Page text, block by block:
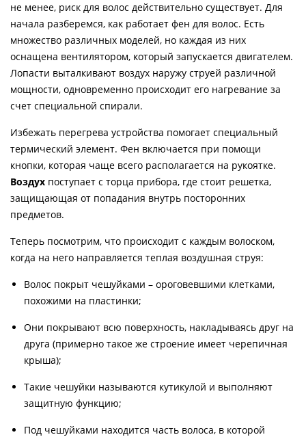
не менее, риск для волос действительно существует. Для
начала разберемся, как работает фен для волос. Есть
множество различных моделей, но каждая из них
оснащена вентилятором, который запускается двигателем.
Лопасти выталкивают воздух наружу струей различной
мощности, одновременно происходит его нагревание за
счет специальной спирали.
Избежать перегрева устройства помогает специальный
термический элемент. Фен включается при помощи
кнопки, которая чаще всего располагается на рукоятке.
Воздух поступает с торца прибора, где стоит решетка,
защищающая от попадания внутрь посторонних
предметов.
Теперь посмотрим, что происходит с каждым волоском,
когда на него направляется теплая воздушная струя:
Волос покрыт чешуйками – ороговевшими клетками,
похожими на пластинки;
Они покрывают всю поверхность, накладываясь друг на
друга (примерно такое же строение имеет черепичная
крыша);
Такие чешуйки называются кутикулой и выполняют
защитную функцию;
Под чешуйками находится часть волоса, в которой